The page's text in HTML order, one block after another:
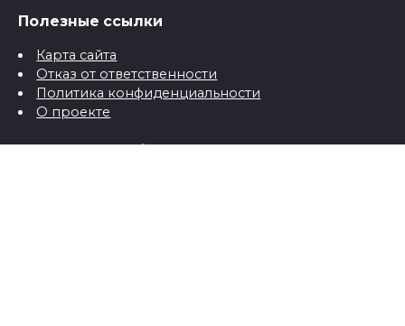
Полезные ссылки
Карта сайта
Отказ от ответственности
Политика конфиденциальности
О проекте
Контактная информация